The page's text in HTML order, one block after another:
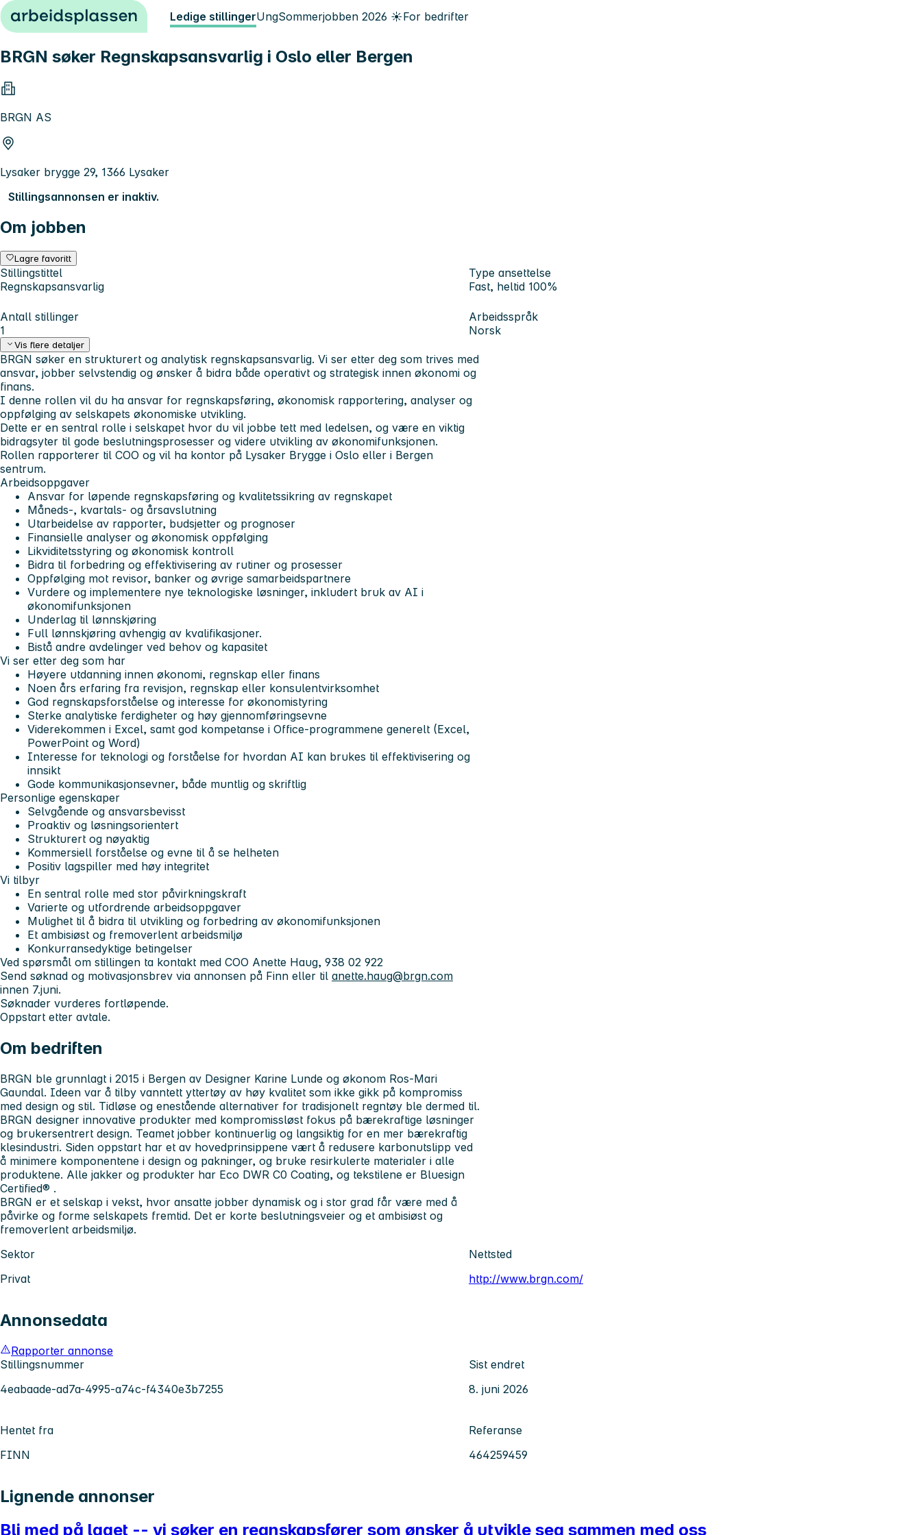
Hopp til innhold Ledige stillingerUngSommerjobben 2026 ☀️For bedrifter
BRGN søker Regnskapsansvarlig i Oslo eller Bergen
BRGN AS
Lysaker brygge 29, 1366 Lysaker
Stillingsannonsen er inaktiv.
Om jobben
Lagre favoritt
Stillingstittel
Regnskapsansvarlig
Type ansettelse
Fast, heltid 100%
Antall stillinger
1
Arbeidsspråk
Norsk
Vis flere detaljer
BRGN søker en strukturert og analytisk regnskapsansvarlig. Vi ser etter deg som trives med
ansvar, jobber selvstendig og ønsker å bidra både operativt og strategisk innen økonomi og
finans.
I denne rollen vil du ha ansvar for regnskapsføring, økonomisk rapportering, analyser og
oppfølging av selskapets økonomiske utvikling.
Dette er en sentral rolle i selskapet hvor du vil jobbe tett med ledelsen, og være en viktig
bidragsyter til gode beslutningsprosesser og videre utvikling av økonomifunksjonen.
Rollen rapporterer til COO og vil ha kontor på Lysaker Brygge i Oslo eller i Bergen
sentrum.
Arbeidsoppgaver
Ansvar for løpende regnskapsføring og kvalitetssikring av regnskapet
Måneds-, kvartals- og årsavslutning
Utarbeidelse av rapporter, budsjetter og prognoser
Finansielle analyser og økonomisk oppfølging
Likviditetsstyring og økonomisk kontroll
Bidra til forbedring og effektivisering av rutiner og prosesser
Oppfølging mot revisor, banker og øvrige samarbeidspartnere
Vurdere og implementere nye teknologiske løsninger, inkludert bruk av AI i
økonomifunksjonen
Underlag til lønnskjøring
Full lønnskjøring avhengig av kvalifikasjoner.
Bistå andre avdelinger ved behov og kapasitet
Vi ser etter deg som har
Høyere utdanning innen økonomi, regnskap eller finans
Noen års erfaring fra revisjon, regnskap eller konsulentvirksomhet
God regnskapsforståelse og interesse for økonomistyring
Sterke analytiske ferdigheter og høy gjennomføringsevne
Viderekommen i Excel, samt god kompetanse i Office-programmene generelt (Excel,
PowerPoint og Word)
Interesse for teknologi og forståelse for hvordan AI kan brukes til effektivisering og
innsikt
Gode kommunikasjonsevner, både muntlig og skriftlig
Personlige egenskaper
Selvgående og ansvarsbevisst
Proaktiv og løsningsorientert
Strukturert og nøyaktig
Kommersiell forståelse og evne til å se helheten
Positiv lagspiller med høy integritet
Vi tilbyr
En sentral rolle med stor påvirkningskraft
Varierte og utfordrende arbeidsoppgaver
Mulighet til å bidra til utvikling og forbedring av økonomifunksjonen
Et ambisiøst og fremoverlent arbeidsmiljø
Konkurransedyktige betingelser
Ved spørsmål om stillingen ta kontakt med COO Anette Haug, 938 02 922
Send søknad og motivasjonsbrev via annonsen på Finn eller til anette.haug@brgn.com
innen 7.juni.
Søknader vurderes fortløpende.
Oppstart etter avtale.
Om bedriften
BRGN ble grunnlagt i 2015 i Bergen av Designer Karine Lunde og økonom Ros-Mari
Gaundal. Ideen var å tilby vanntett yttertøy av høy kvalitet som ikke gikk på kompromiss
med design og stil. Tidløse og enestående alternativer for tradisjonelt regntøy ble dermed til.
BRGN designer innovative produkter med kompromissløst fokus på bærekraftige løsninger
og brukersentrert design. Teamet jobber kontinuerlig og langsiktig for en mer bærekraftig
klesindustri. Siden oppstart har et av hovedprinsippene vært å redusere karbonutslipp ved
å minimere komponentene i design og pakninger, og bruke resirkulerte materialer i alle
produktene. Alle jakker og produkter har Eco DWR C0 Coating, og tekstilene er Bluesign
Certified® .
BRGN er et selskap i vekst, hvor ansatte jobber dynamisk og i stor grad får være med å
påvirke og forme selskapets fremtid. Det er korte beslutningsveier og et ambisiøst og
fremoverlent arbeidsmiljø.
Sektor
Privat
Nettsted
http://www.brgn.com/
Annonsedata
Rapporter annonse
Stillingsnummer
4eabaade-ad7a-4995-a74c-f4340e3b7255
Sist endret
8. juni 2026
Hentet fra
FINN
Referanse
464259459
Lignende annonser
Bli med på laget -- vi søker en regnskapsfører som ønsker å utvikle seg sammen med oss